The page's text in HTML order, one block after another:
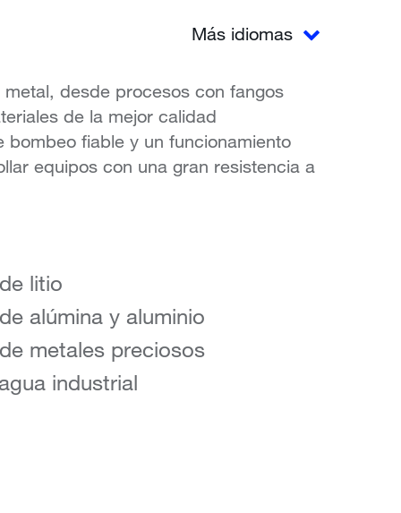
Más idiomas
desde procesos con fangos
de la mejor calidad
fiable y un funcionamiento
equipos con una gran resistencia a
litio
alúmina y aluminio
metales preciosos
industrial